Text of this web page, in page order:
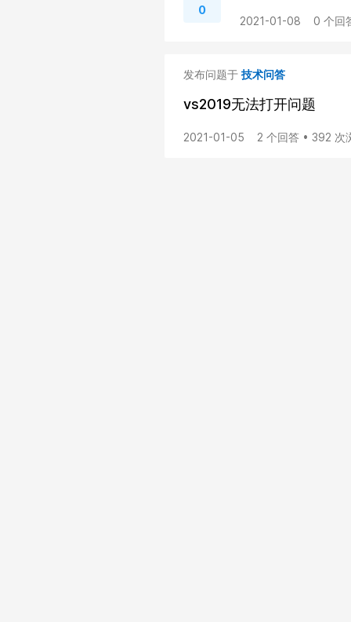
0
2021-01-08 0 个回
发布问题于 技术问答
vs2019无法打开问题
2021-01-05 2 个回答 • 392 次